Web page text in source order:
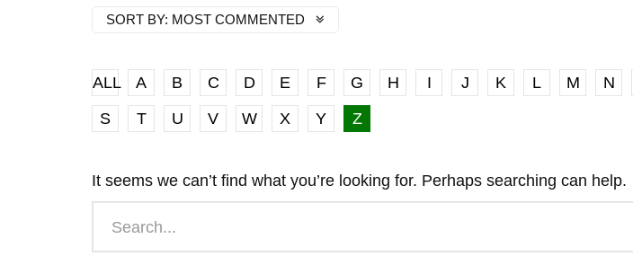
SORT BY: MOST COMMENTED
ALL A B C D E F G H I J K L M N
S
T U V W X Y Z
It seems we can’t find what you’re looking for. Perhaps searching can help.